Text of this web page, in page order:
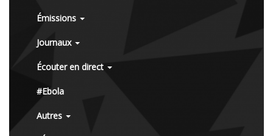
Émissions
Journaux
Écouter en direct
#Ebola
Autres